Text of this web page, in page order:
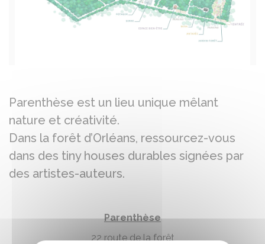
Parenthèse est un lieu unique mêlant
nature et créativité.
Dans la forêt d’Orléans, ressourcez-vous
dans des tiny houses durables signées par
des artistes-auteurs.
Parenthèse
22 route de la forêt